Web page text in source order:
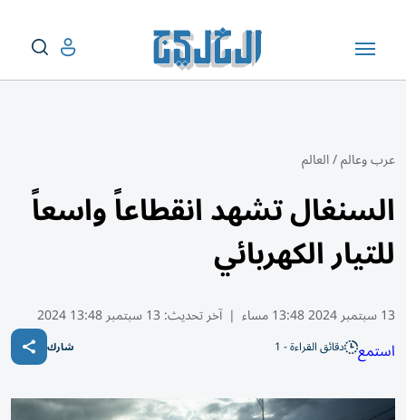
عرب وعالم/العالم
السنغال تشهد انقطاعاً واسعاً
للتيار الكهربائي
13 سبتمبر 2024 13:48 مساء | آخر تحديث: 13 سبتمبر 13:48 2024
استمع دقائق القراءة - 1 شارك